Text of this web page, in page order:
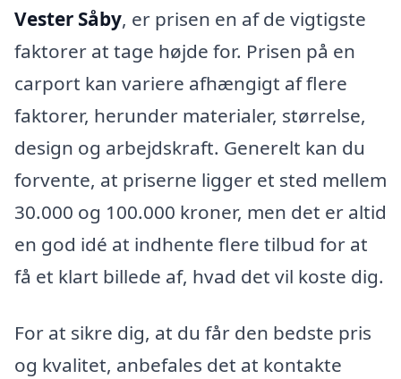
Vester Såby, er prisen en af de vigtigste
faktorer at tage højde for. Prisen på en
carport kan variere afhængigt af flere
faktorer, herunder materialer, størrelse,
design og arbejdskraft. Generelt kan du
forvente, at priserne ligger et sted mellem
30.000 og 100.000 kroner, men det er altid
en god idé at indhente flere tilbud for at
få et klart billede af, hvad det vil koste dig.
For at sikre dig, at du får den bedste pris
og kvalitet, anbefales det at kontakte